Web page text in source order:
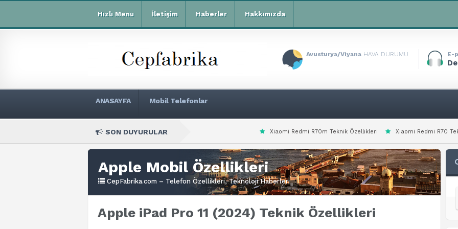
Hızlı Menu İletişim Haberler Hakkımızda
Avusturya/Viyana HAVA DURUMU E-
ANASAYFA Mobil Telefonlar
SON DUYURULAR Xiaomi Redmi R70m Teknik Özellikleri Xiaomi Redmi R70 Teknik Özellikleri
Apple Mobil Özellikleri
CepFabrika.com – Telefon Özellikleri, Teknoloji Haberleri
Apple iPad Pro 11 (2024) Teknik Özellikleri